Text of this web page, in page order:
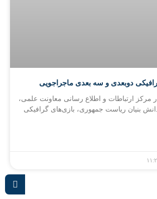
دوبعدی و سه بعدی ماجراجویی
مرکز ارتباطات و اطلاع رسانی معاونت علمی،
بنیان ریاست جمهوری، بازی‌های گرافیکی